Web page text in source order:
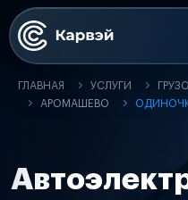
ГЛАВНАЯ УСЛУГИ
АРОМАШЕВО